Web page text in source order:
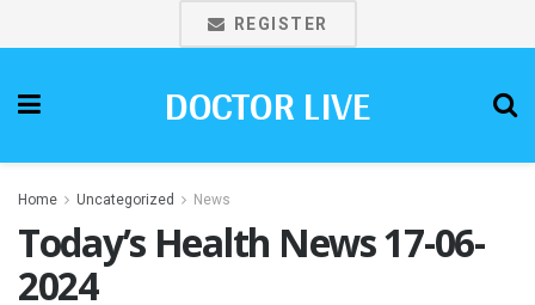
REGISTER
DOCTOR LIVE
Home Uncategorized News
Today’s Health News 17-06-
2024